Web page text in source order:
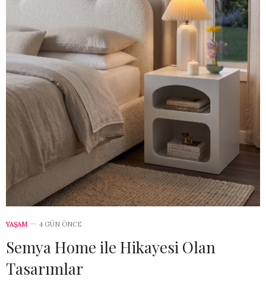
YAŞAM 4 GÜN ÖNCE
Semya Home ile Hikayesi Olan
Tasarımlar